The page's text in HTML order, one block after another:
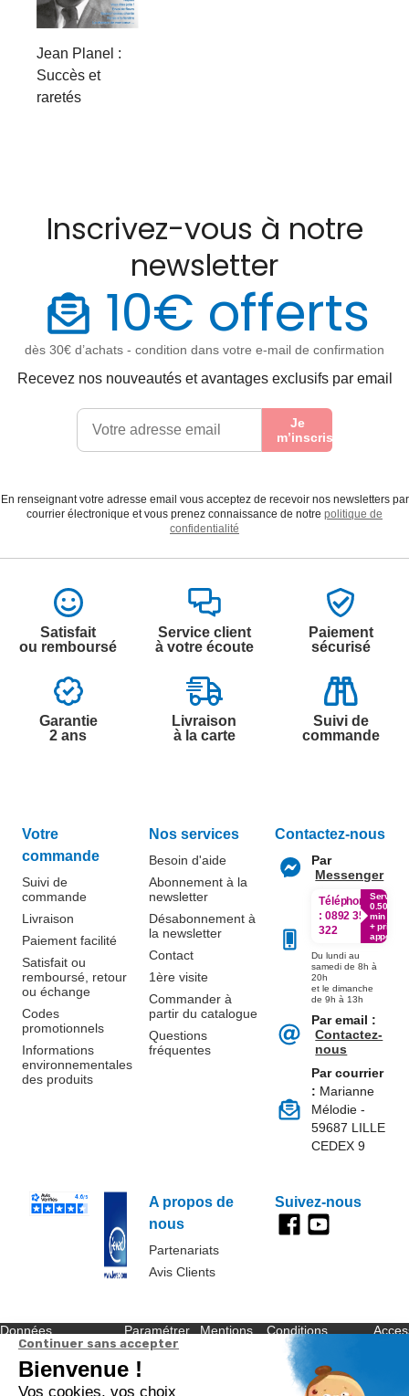
Jean Planel :
Succès et
raretés
Inscrivez-vous à notre
newsletter
10€ offerts
dès 30€ d’achats - condition dans votre e-mail de confirmation
Recevez nos nouveautés et avantages exclusifs par email
Je
m’inscris
En renseignant votre adresse email vous acceptez de recevoir nos newsletters par
courrier électronique et vous prenez connaissance de notre politique de
confidentialité
Satisfait
ou remboursé
Service client
à votre écoute
Paiement
sécurisé
Garantie
2 ans
Livraison
à la carte
Suivi de
commande
Votre
commande
Suivi de
commande
Livraison
Paiement facilité
Satisfait ou
remboursé, retour
ou échange
Codes
promotionnels
Informations
environnementales
des produits
Nos services
Besoin d'aide
Abonnement à la
newsletter
Désabonnement à
la newsletter
Contact
1ère visite
Commander à
partir du catalogue
Questions
fréquentes
A propos de
nous
Partenariats
Avis Clients
Contactez-nous
Par
Messenger
Téléphone
: 0892 350
322
Service
0.50€ /
min
+ prix
appel
Du lundi au
samedi de 8h à
20h
et le dimanche
de 9h à 13h
Par email :
Contactez-
nous
Par courrier
: Marianne
Mélodie -
59687 LILLE
CEDEX 9
Suivez-nous
Données
personnelles et
cookies
Paramétrer
les cookies
Mentions
Conditions
générales de
vente